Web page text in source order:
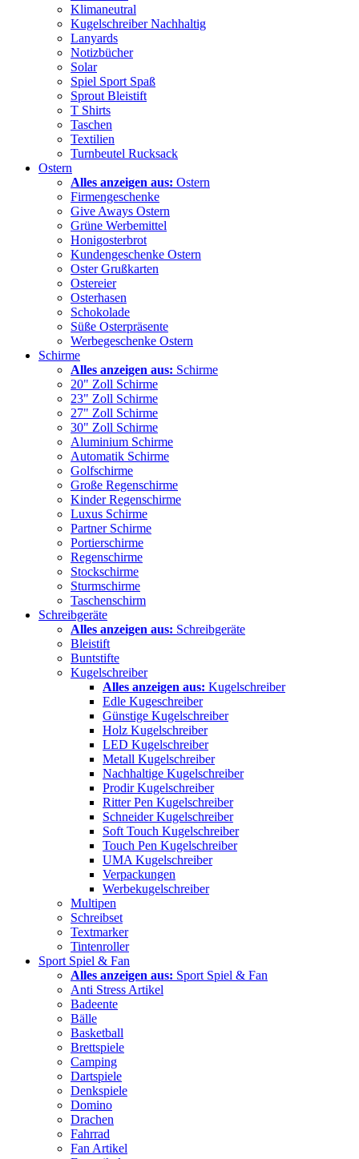
Klimaneutral
Kugelschreiber Nachhaltig
Lanyards
Notizbücher
Solar
Spiel Sport Spaß
Sprout Bleistift
T Shirts
Taschen
Textilien
Turnbeutel Rucksack
Ostern
Alles anzeigen aus: Ostern
Firmengeschenke
Give Aways Ostern
Grüne Werbemittel
Honigosterbrot
Kundengeschenke Ostern
Oster Grußkarten
Ostereier
Osterhasen
Schokolade
Süße Osterpräsente
Werbegeschenke Ostern
Schirme
Alles anzeigen aus: Schirme
20" Zoll Schirme
23" Zoll Schirme
27" Zoll Schirme
30" Zoll Schirme
Aluminium Schirme
Automatik Schirme
Golfschirme
Große Regenschirme
Kinder Regenschirme
Luxus Schirme
Partner Schirme
Portierschirme
Regenschirme
Stockschirme
Sturmschirme
Taschenschirm
Schreibgeräte
Alles anzeigen aus: Schreibgeräte
Bleistift
Buntstifte
Kugelschreiber
Alles anzeigen aus: Kugelschreiber
Edle Kugeschreiber
Günstige Kugelschreiber
Holz Kugelschreiber
LED Kugelschreiber
Metall Kugelschreiber
Nachhaltige Kugelschreiber
Prodir Kugelschreiber
Ritter Pen Kugelschreiber
Schneider Kugelschreiber
Soft Touch Kugelschreiber
Touch Pen Kugelschreiber
UMA Kugelschreiber
Verpackungen
Werbekugelschreiber
Multipen
Schreibset
Textmarker
Tintenroller
Sport Spiel & Fan
Alles anzeigen aus: Sport Spiel & Fan
Anti Stress Artikel
Badeente
Bälle
Basketball
Brettspiele
Camping
Dartspiele
Denkspiele
Domino
Drachen
Fahrrad
Fan Artikel